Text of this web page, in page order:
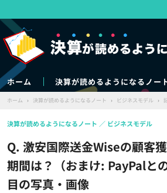
ホーム 決算が読めるようになるノー
ホーム › 決算が読めるようになるノート › ビジネスモデル ›
Q. 激安国際送金Wiseの顧客
期間は？（おまけ: PayPalと
目の写真・画像
決算が読めるようになるノート ビジネスモデル